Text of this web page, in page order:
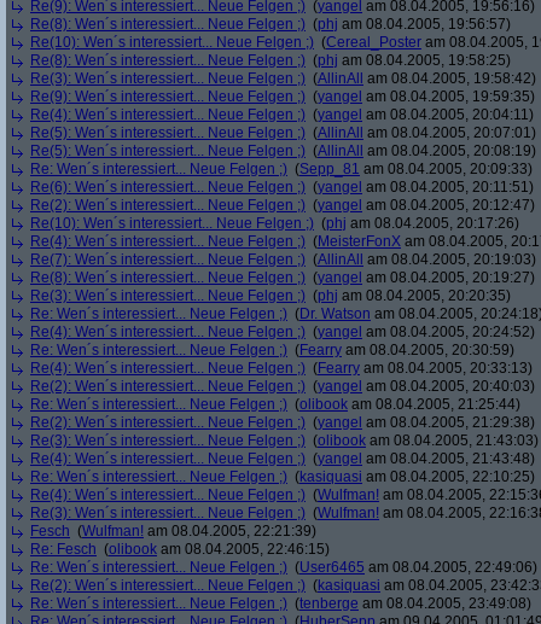
Re(9): Wen´s interessiert... Neue Felgen ;) (yangel am 08.04.2005, 19:56:16)
Re(8): Wen´s interessiert... Neue Felgen ;) (phj am 08.04.2005, 19:56:57)
Re(10): Wen´s interessiert... Neue Felgen ;) (Cereal_Poster am 08.04.2005,
Re(8): Wen´s interessiert... Neue Felgen ;) (phj am 08.04.2005, 19:58:25)
Re(3): Wen´s interessiert... Neue Felgen ;) (AllinAll
am 08.04.2005, 19:58:42)
Re(9): Wen´s interessiert... Neue Felgen ;) (yangel am 08.04.2005, 19:59:35)
Re(4): Wen´s interessiert... Neue Felgen ;) (yangel am 08.04.2005, 20:04:11)
Re(5): Wen´s interessiert... Neue Felgen ;) (AllinAll
am 08.04.2005, 20:07:01)
Re(5): Wen´s interessiert... Neue Felgen ;) (AllinAll
am 08.04.2005, 20:08:19)
Re: Wen´s interessiert... Neue Felgen ;) (Sepp_81 am 08.04.2005, 20:09:33)
Re(6): Wen´s interessiert... Neue Felgen ;) (yangel am 08.04.2005, 20:11:51)
Re(2): Wen´s interessiert... Neue Felgen ;) (yangel am 08.04.2005, 20:12:47)
Re(10): Wen´s interessiert... Neue Felgen ;) (phj am 08.04.2005, 20:17:26)
Re(4): Wen´s interessiert... Neue Felgen ;) (MeisterFonX am 08.04.2005,
Re(7): Wen´s interessiert... Neue Felgen ;) (AllinAll
am 08.04.2005, 20:19:03)
Re(8): Wen´s interessiert... Neue Felgen ;) (yangel am 08.04.2005, 20:19:27)
Re(3): Wen´s interessiert... Neue Felgen ;) (phj am 08.04.2005, 20:20:35)
Re: Wen´s interessiert... Neue Felgen ;) (Dr. Watson am 08.04.2005,
Re(4): Wen´s interessiert... Neue Felgen ;) (yangel am 08.04.2005, 20:24:52)
Re: Wen´s interessiert... Neue Felgen ;) (Fearry am 08.04.2005, 20:30:59)
Re(4): Wen´s interessiert... Neue Felgen ;) (Fearry am 08.04.2005, 20:33:13)
Re(2): Wen´s interessiert... Neue Felgen ;) (yangel am 08.04.2005, 20:40:03)
Re: Wen´s interessiert... Neue Felgen ;) (olibook am 08.04.2005, 21:25:44)
Re(2): Wen´s interessiert... Neue Felgen ;) (yangel am 08.04.2005, 21:29:38)
Re(3): Wen´s interessiert... Neue Felgen ;) (olibook am 08.04.2005, 21:43:03)
Re(4): Wen´s interessiert... Neue Felgen ;) (yangel am 08.04.2005, 21:43:48)
Re: Wen´s interessiert... Neue Felgen ;) (kasiquasi am 08.04.2005, 22:10:25)
Re(4): Wen´s interessiert... Neue Felgen ;) (Wulfman! am 08.04.2005,
Re(3): Wen´s interessiert... Neue Felgen ;) (Wulfman! am 08.04.2005,
Fesch (Wulfman! am 08.04.2005, 22:21:39)
Re: Fesch (olibook am 08.04.2005, 22:46:15)
Re: Wen´s interessiert... Neue Felgen ;) (User6465 am 08.04.2005, 22:49:06)
Re(2): Wen´s interessiert... Neue Felgen ;) (kasiquasi am 08.04.2005,
Re: Wen´s interessiert... Neue Felgen ;) (tenberge am 08.04.2005, 23:49:08)